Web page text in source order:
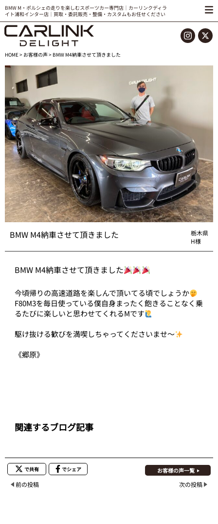
BMW M・ポルシェの走りを楽しむスポーツカー専門店｜カーリンクディラ
イト浦和インター店｜買取・委託販売・整備・カスタムもお任せください
HOME> お客様の声> BMW M4納車させて頂きました
BMW M4納車させて頂きました
栃木県
H様
BMW M4納車させて頂きました
今頃帰りの高速道路を楽しんで頂いてる頃でしょうか
F80M3を毎日使っている僕自身まったく飽きることなく乗
るたびに楽しいと思わせてくれるMです
駆け抜ける歓びを満喫しちゃってくださいませ〜
《郷原》
関連するブログ記事
で共有 でシェア お客様の声一覧
前の投稿 次の投稿